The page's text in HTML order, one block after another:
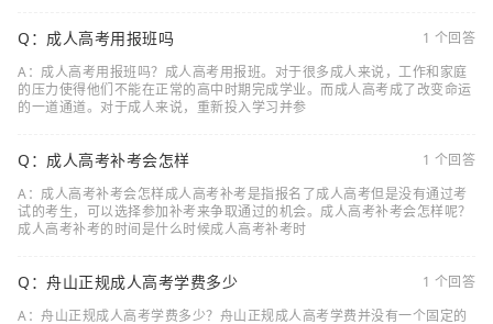
Q：成人高考用报班吗
1 个回答
A：成人高考用报班吗？成人高考用报班。对于很多成人来说，工作和家庭
的压力使得他们不能在正常的高中时期完成学业。而成人高考成了改变命运
的一道通道。对于成人来说，重新投入学习并参
Q：成人高考补考会怎样
1 个回答
A：成人高考补考会怎样成人高考补考是指报名了成人高考但是没有通过考
试的考生，可以选择参加补考来争取通过的机会。成人高考补考会怎样呢？
成人高考补考的时间是什么时候成人高考补考时
Q：舟山正规成人高考学费多少
1 个回答
A：舟山正规成人高考学费多少？舟山正规成人高考学费并没有一个固定的